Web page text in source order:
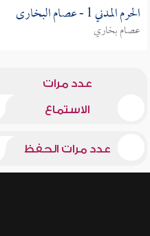
الحرم المدني 1 - عصام البخارى
عصام بخاري
عدد مرات
الاستماع
عدد مرات الحفظ